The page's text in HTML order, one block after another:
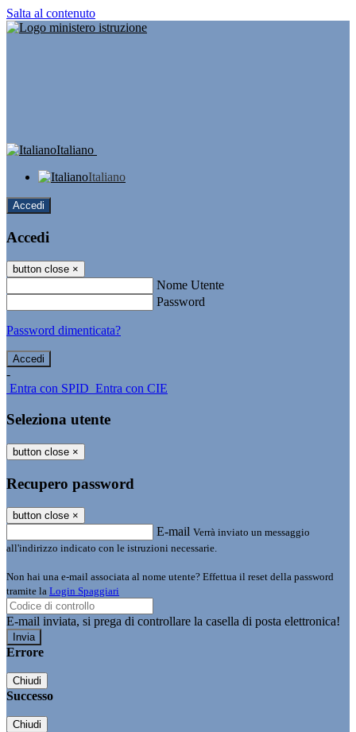
Salta al contenuto
Italiano
Italiano
Accedi
Accedi
button close ×
Nome Utente
Password
Password dimenticata?
-
Entra con SPID Entra con CIE
Seleziona utente
button close ×
Recupero password
button close ×
E-mail Verrà inviato un messaggio
all'indirizzo indicato con le istruzioni necessarie.
Non hai una e-mail associata al nome utente? Effettua il reset della password
tramite la Login Spaggiari
E-mail inviata, si prega di controllare la casella di posta elettronica!
Errore
Chiudi
Successo
Chiudi